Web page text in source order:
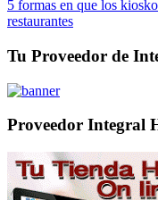
5 formas en que los
restaurantes
Tu Proveedor de
Proveedor Integral